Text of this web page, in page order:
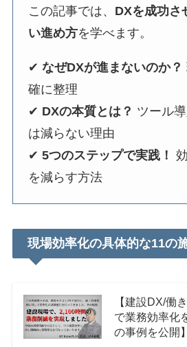
この記事では、 DXを成功さ
い進め方を学べます。
✔なぜDXが進まないのか？
確に整理
✔ DXの本質とは？ ツール
は減らない理由
✔5つのステップで実践！
を減らす方法
現場効率化の具体的な11の
【建設DX/働
で業務効率化
の事例を公開